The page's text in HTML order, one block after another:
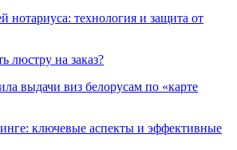
нотариуса: технология и защита от
люстру на заказ?
выдачи виз белорусам по «карте
ключевые аспекты и эффективные